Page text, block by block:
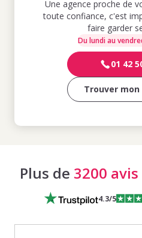
Une agence proche de
toute confiance, c'est
faire garder
Du lundi au
01 42
Trouver mon
Plus de 3200 avis
4.3/5